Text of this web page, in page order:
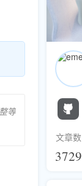
等
文章数
3729